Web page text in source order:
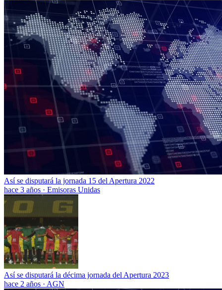
Así se disputará la jornada 15 del Apertura 2022
hace 3 años · Emisoras Unidas
Así se disputará la décima jornada del Apertura 2023
hace 2 años · AGN